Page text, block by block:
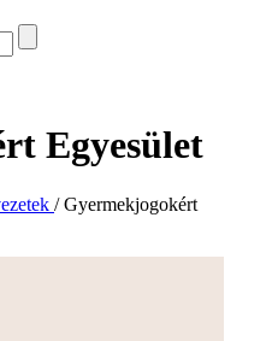
Egyesület
/ Gyermekjogokért